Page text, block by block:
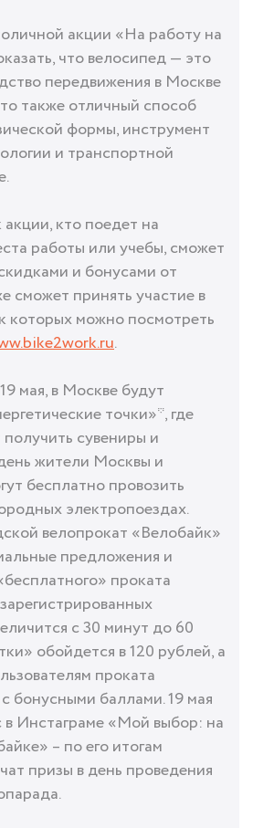
акции «На работу на
что велосипед — это
передвижения в Москве
также отличный способ
формы, инструмент
и транспортной
кто поедет на
работы или учебы, сможет
и бонусами от
сможет принять участие в
которых можно посмотреть
.
мая, в Москве будут
точки»*, где
сувениры и
жители Москвы и
бесплатно провозить
электропоездах.
велопрокат «Велобайк»
предложения и
проката
с 30 минут до 60
обойдется в 120 рублей, а
проката
бонусными баллами. 19 мая
в Инстаграме «Мой выбор: на
– по его итогам
призы в день проведения